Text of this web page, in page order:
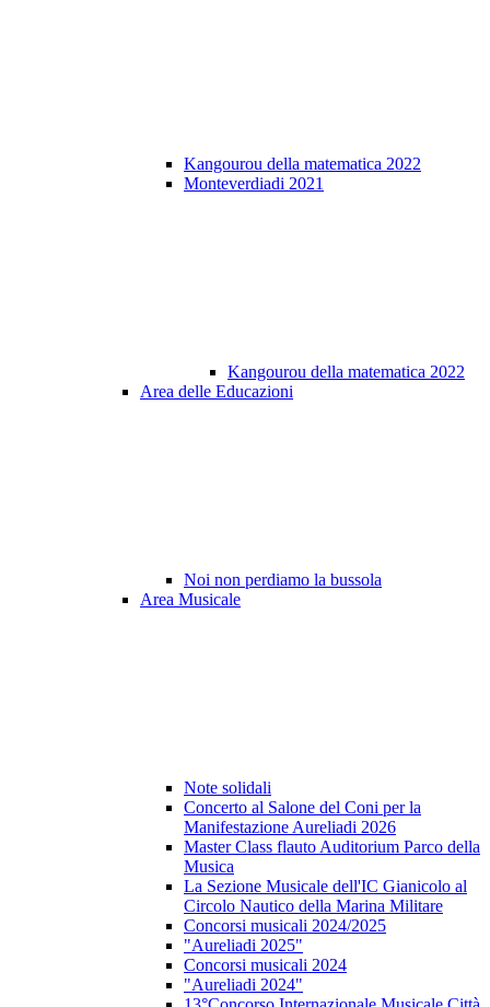
Kangourou della matematica 2022
Monteverdiadi 2021
Kangourou della matematica 2022
Area delle Educazioni
Noi non perdiamo la bussola
Area Musicale
Note solidali
Concerto al Salone del Coni per la
Manifestazione Aureliadi 2026
Master Class flauto Auditorium Parco della
Musica
La Sezione Musicale dell'IC Gianicolo al
Circolo Nautico della Marina Militare
Concorsi musicali 2024/2025
"Aureliadi 2025"
Concorsi musicali 2024
"Aureliadi 2024"